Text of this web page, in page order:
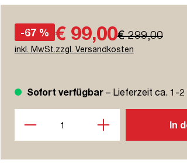
-67 % € 99,00€ 299,00
inkl. MwSt.zzgl. Versandkosten
Sofort verfügbar– Lieferzeit ca. 1-2
In